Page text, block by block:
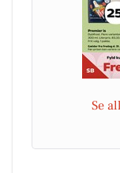
Se